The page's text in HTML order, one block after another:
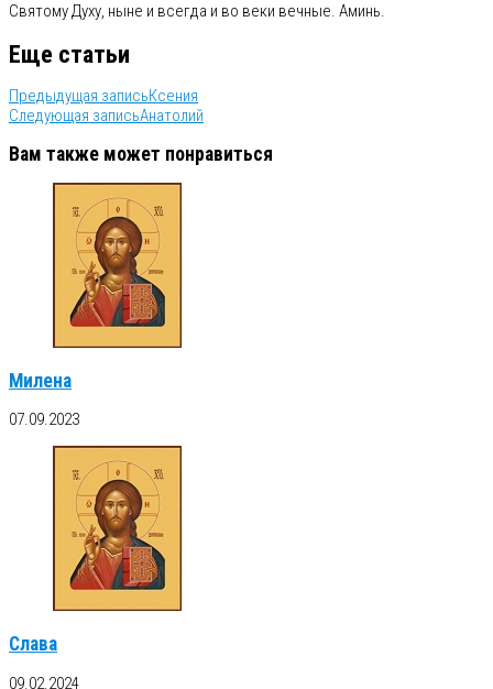
Святому Духу, ныне и всегда и во веки вечные. Аминь.
Еще статьи
Предыдущая записьКсения
Следующая записьАнатолий
Вам также может понравиться
Милена
07.09.2023
Слава
09.02.2024